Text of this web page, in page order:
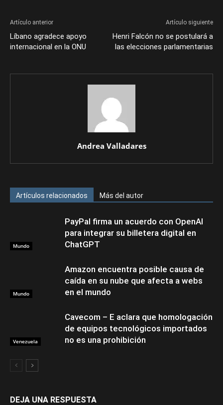
Artículo anterior
Líbano agradece apoyo
internacional en la ONU
Artículo siguiente
Henri Falcón no se postulará a
las elecciones parlamentarias
Andrea Valladares
Artículos relacionados Más del autor
Mundo
PayPal firma un acuerdo con OpenAI
para integrar su billetera digital en
ChatGPT
Mundo
Amazon encuentra posible causa de
caída en su nube que afecta a webs
en el mundo
Venezuela
Cavecom – E aclara que homologación
de equipos tecnológicos importados
no es una prohibición
DEJA UNA RESPUESTA